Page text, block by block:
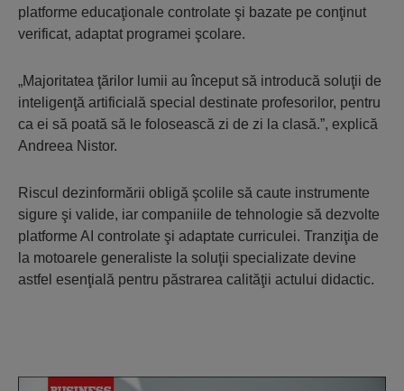
platforme educaţionale controlate şi bazate pe conţinut
verificat, adaptat programei şcolare.
„Majoritatea ţărilor lumii au început să introducă soluţii de
inteligenţă artificială special destinate profesorilor, pentru
ca ei să poată să le folosească zi de zi la clasă.”, explică
Andreea Nistor.
Riscul dezinformării obligă şcolile să caute instrumente
sigure şi valide, iar companiile de tehnologie să dezvolte
platforme AI controlate şi adaptate curriculei. Tranziţia de
la motoarele generaliste la soluţii specializate devine
astfel esenţială pentru păstrarea calităţii actului didactic.